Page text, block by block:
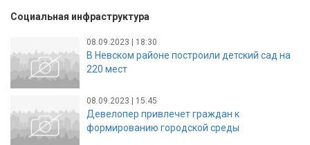
Социальная инфраструктура
08.09.2023 | 18:30
В Невском районе построили детский сад на
220 мест
08.09.2023 | 15:45
Девелопер привлечет граждан к
формированию городской среды